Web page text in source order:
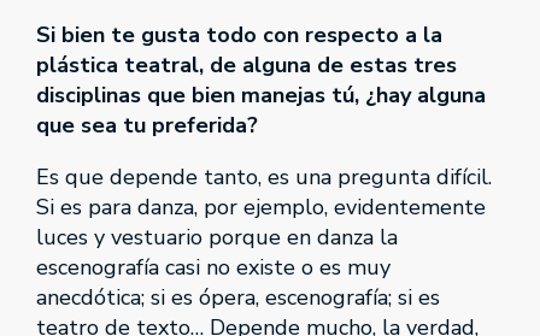
Si bien te gusta todo con respecto a la
plástica teatral, de alguna de estas tres
disciplinas que bien manejas tú, ¿hay alguna
que sea tu preferida?
Es que depende tanto, es una pregunta difícil.
Si es para danza, por ejemplo, evidentemente
luces y vestuario porque en danza la
escenografía casi no existe o es muy
anecdótica; si es ópera, escenografía; si es
teatro de texto… Depende mucho, la verdad,